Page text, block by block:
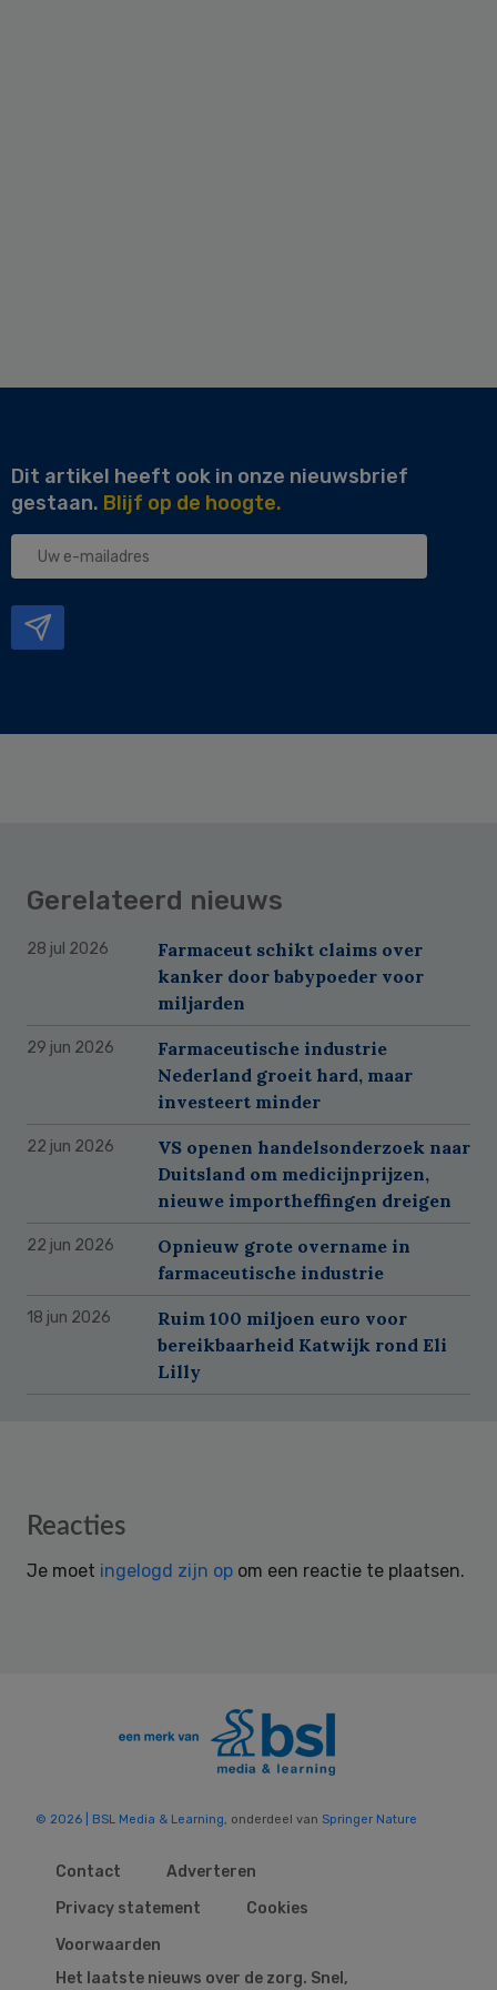
Dit artikel heeft ook in onze nieuwsbrief
gestaan. Blijf op de hoogte.
Uw
Gerelateerd nieuws
28 jul 2026
Farmaceut schikt claims over
kanker door babypoeder voor
miljarden
29 jun 2026
Farmaceutische industrie
Nederland groeit hard, maar
investeert minder
22 jun 2026
VS openen handelsonderzoek naar
Duitsland om medicijnprijzen,
nieuwe importheffingen dreigen
22 jun 2026
Opnieuw grote overname in
farmaceutische industrie
18 jun 2026
Ruim 100 miljoen euro voor
bereikbaarheid Katwijk rond Eli
Lilly
Reader
Reacties
Je moet ingelogd zijn op om een reactie te plaatsen.
© 2026 | BSL Media & Learning, onderdeel van Springer Nature
Contact
Adverteren
Privacy statement
Cookies
Voorwaarden
Het laatste nieuws over de zorg. Snel,